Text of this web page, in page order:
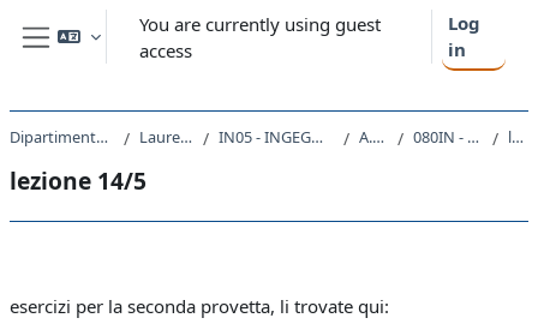
Skip to main content
Side panel
You are currently using guest
access
Log
in
Dipartimento di Ingegneria e Architettura Laurea triennale (DM270) IN05 - INGEGNERIA ELETTRONICA E INFORMATICA A.A. 2020 - 2021 080IN - SISTEMI OPERATIVI 2020 lezione 14/5
lezione 14/5
esercizi per la seconda provetta, li trovate qui: